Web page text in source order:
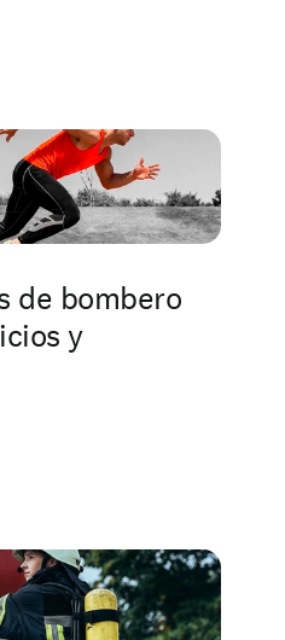
de bombero
y